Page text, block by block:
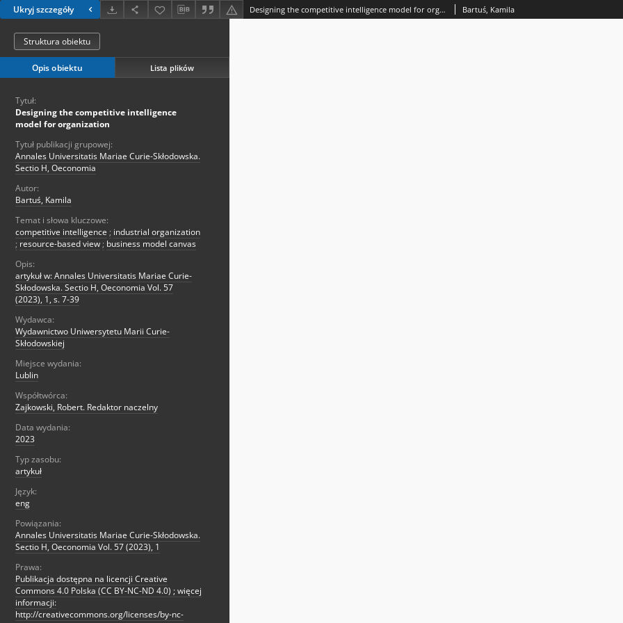
Ukryj szczegóły Designing the competitive intelligence model for organization Bartuś, Kamila
Struktura obiektu
Opis obiektu Lista plików
Tytuł:
Designing the competitive intelligence
model for organization
Tytuł publikacji grupowej:
Annales Universitatis Mariae Curie-Skłodowska.
Sectio H, Oeconomia
Autor:
Bartuś, Kamila
Temat i słowa kluczowe:
competitive intelligence ; industrial organization
; resource-based view ; business model canvas
Opis:
artykuł w: Annales Universitatis Mariae Curie-
Skłodowska. Sectio H, Oeconomia Vol. 57
(2023), 1, s. 7-39
Wydawca:
Wydawnictwo Uniwersytetu Marii Curie-
Skłodowskiej
Miejsce wydania:
Lublin
Współtwórca:
Zajkowski, Robert. Redaktor naczelny
Data wydania:
2023
Typ zasobu:
artykuł
Język:
eng
Powiązania:
Annales Universitatis Mariae Curie-Skłodowska.
Sectio H, Oeconomia Vol. 57 (2023), 1
Prawa:
Publikacja dostępna na licencji Creative
Commons 4.0 Polska (CC BY-NC-ND 4.0) ; więcej
informacji:
http://creativecommons.org/licenses/by-nc-